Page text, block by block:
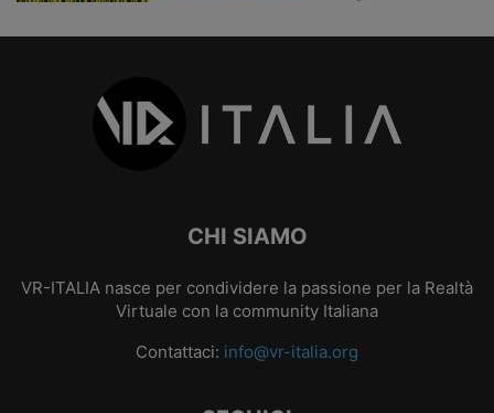
CHI SIAMO
VR-ITALIA nasce per condividere la passione per la Realtà
Virtuale con la community Italiana
Contattaci: info@vr-italia.org